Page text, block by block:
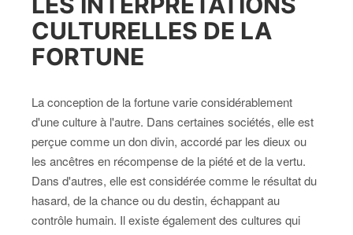
CULTURELLES DE LA
FORTUNE
La conception de la fortune varie considérablement
d'une culture à l'autre. Dans certaines sociétés, elle est
perçue comme un don divin, accordé par les dieux ou
les ancêtres en récompense de la piété et de la vertu.
Dans d'autres, elle est considérée comme le résultat du
hasard, de la chance ou du destin, échappant au
contrôle humain. Il existe également des cultures qui